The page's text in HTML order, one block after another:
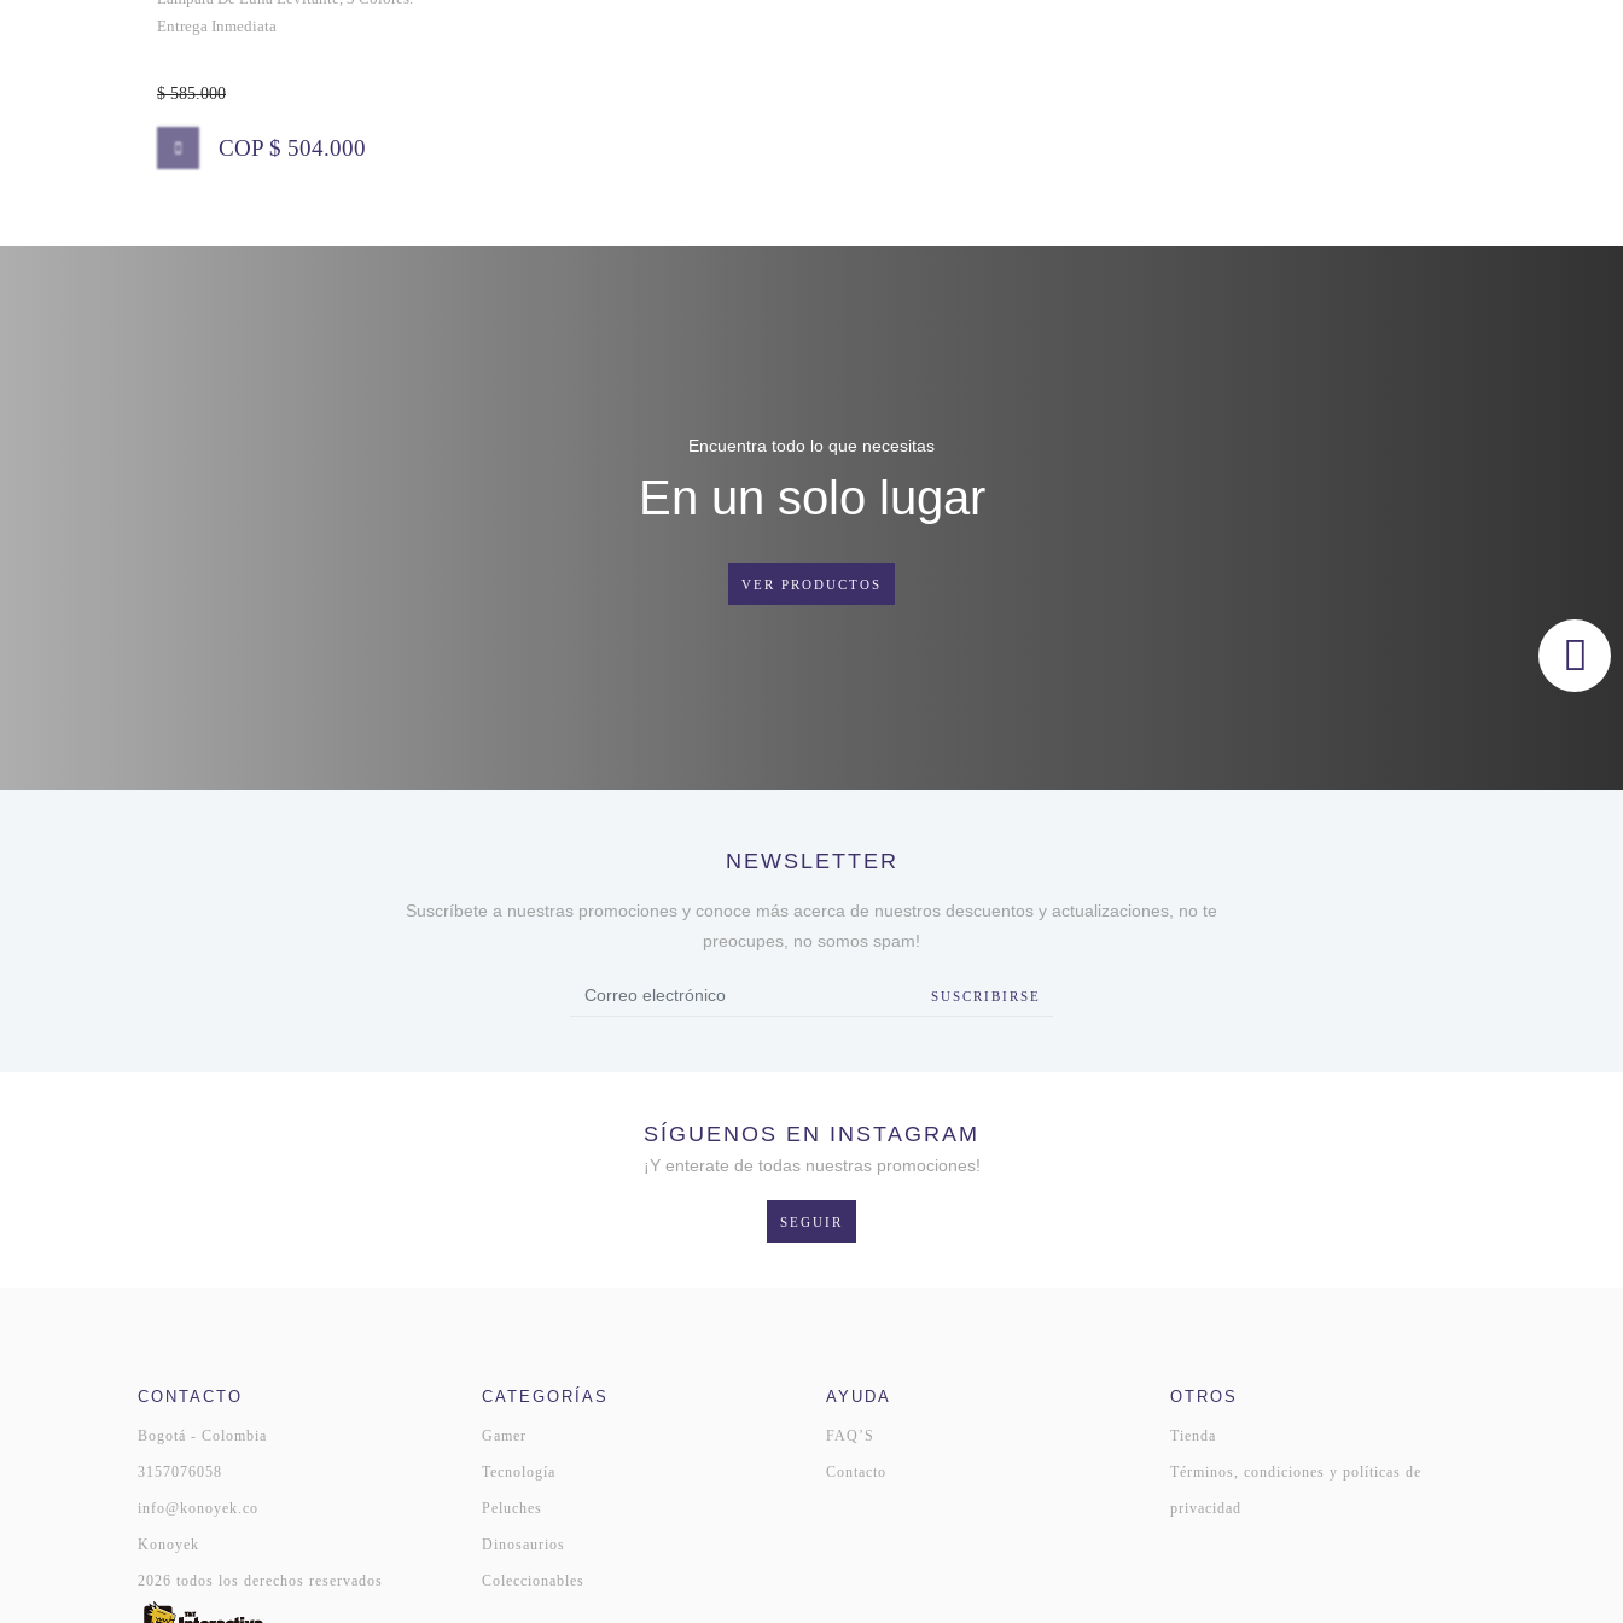
Entrega Inmediata
$ 585.000
COP $ 504.000
Encuentra todo lo que necesitas
En un solo lugar
VER PRODUCTOS
NEWSLETTER
Suscríbete a nuestras promociones y conoce más acerca de nuestros descuentos y actualizaciones, no te
preocupes, no somos spam!
SUSCRIBIRSE
SÍGUENOS EN INSTAGRAM
¡Y enterate de todas nuestras promociones!
SEGUIR
CONTACTO
Bogotá - Colombia
3157076058
info@konoyek.co
Konoyek
2026 todos los derechos reservados
CATEGORÍAS
Gamer
Tecnología
Peluches
Dinosaurios
Coleccionables
AYUDA
FAQ’S
Contacto
OTROS
Tienda
Términos, condiciones y políticas de
privacidad